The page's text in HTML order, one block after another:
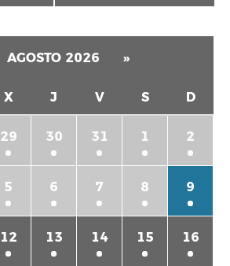
AGOSTO 2026 »
X J V S D
29 30 31 1 2
5 6 7 8 9
12 13 14 15 16